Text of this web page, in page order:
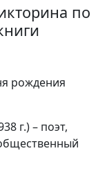
по
рождения
г.) – поэт,